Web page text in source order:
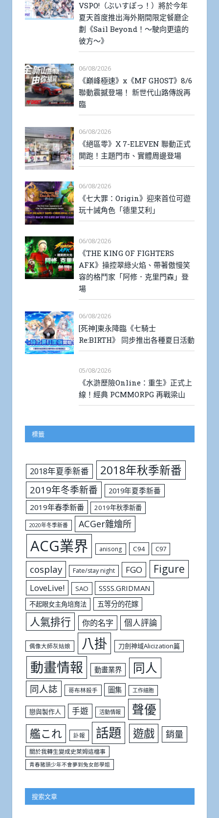
VSPO!（ぶいすぽっ！）將於今年
夏天首度推出海外期間限定餐廳企
劃《Sail Beyond！～駛向更遠的
彼方～》
06/08/2026
《巔峰極速》x《MF GHOST》8/6
聯動震撼登場！ 新世代山路傳說再
臨
06/08/2026
《絕區零》X 7-ELEVEN 聯動正式
開跑！主題門市、實體周邊登場
06/08/2026
《七大罪：Origin》迎來首位可遊
玩十誡角色「德里艾利」
06/08/2026
《THE KING OF FIGHTERS
AFK》操控翠綠火焰、帶著傲慢笑
容的格鬥家「阿修．克里門森」登
場
06/08/2026
[死神]東永降臨《七騎士
Re:BIRTH》 同步推出各種夏日活動
05/08/2026
《水滸歷險Online：重生》正式上
線！經典 PCMMORPG 再戰梁山
標籤
2018年夏季新番 2018年秋季新番
2019年冬季新番
2019年夏季新番
2019年春季新番
2019年秋季新番
2020年冬季新番 ACGer雜燴所
ACG業界 anisong C94 C97
cosplay Fate/stay night FGO Figure
LoveLive! SAO SSSS.GRIDMAN
不起眼女主角培育法 五等分的花嫁
人氣排行 你的名字 個人評論
偶像大師灰姑娘 八掛 刀劍神域Alicization篇
動畫情報 動畫業界 同人
同人誌 哥布林殺手 圖集 工作細胞
戀與製作人 手遊 活動情報 聲優
艦これ 訃報 話題 遊戲 銷量
關於我轉生變成史萊姆這檔事
青春豬頭少年不會夢到兔女郎學姐
搜索文章